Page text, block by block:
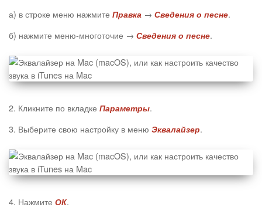
а) в строке меню нажмите Правка → Сведения о песне.
б) нажмите меню-многоточие → Сведения о песне.
2. Кликните по вкладке Параметры.
3. Выберите свою настройку в меню Эквалайзер.
4. Нажмите ОК.